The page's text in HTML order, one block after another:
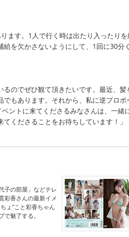
ます。1人で行く時は出たり入ったりを
を欠かさないようにして、1回に30分
るのでぜひ観て頂きたいです。最近、髪
もあります。それから、私に逆プロポ
ントに来てくださるみなさんは、一緒
くださることをお待ちしています！」
子の部屋」などテレ
彩香さんの最新イメ
ょ”こと彩香ちゃん
魅了する。